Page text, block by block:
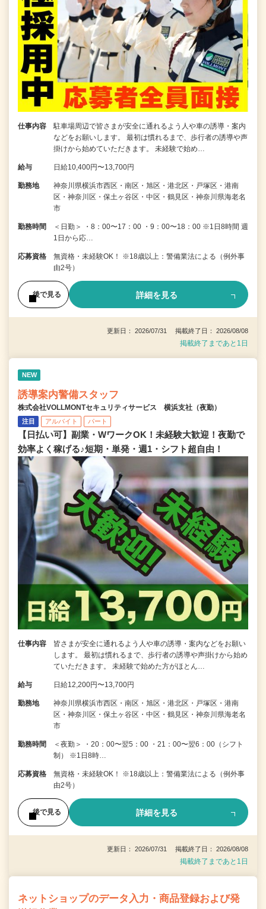
仕事内容
駐車場周辺で皆さまが安全に通れるよう人や車の誘導・案内
などをお願いします。 最初は慣れるまで、歩行者の誘導や声
掛けから始めていただきます。 未経験で始め…
給与 日給10,400円〜13,700円
勤務地
神奈川県横浜市西区・南区・旭区・港北区・戸塚区・港南
区・神奈川区・保土ヶ谷区・中区・鶴見区・神奈川県海老名
市
勤務時間
＜日勤＞ ・8：00〜17：00 ・9：00〜18：00 ※1日8時間 週
1日から応…
応募資格
無資格・未経験OK！ ※18歳以上：警備業法による（例外事
由2号）
後で見る 詳細を見る
更新日： 2026/07/31 掲載終了日： 2026/08/08
掲載終了まであと1日
NEW
誘導案内警備スタッフ
株式会社VOLLMONTセキュリティサービス 横浜支社（夜勤）
注目 アルバイト パート
【日払い可】副業・WワークOK！未経験大歓迎！夜勤で
効率よく稼げる♪短期・単発・週1・シフト超自由！
仕事内容
皆さまが安全に通れるよう人や車の誘導・案内などをお願い
します。 最初は慣れるまで、歩行者の誘導や声掛けから始め
ていただきます。 未経験で始めた方がほとん…
給与 日給12,200円〜13,700円
勤務地
神奈川県横浜市西区・南区・旭区・港北区・戸塚区・港南
区・神奈川区・保土ヶ谷区・中区・鶴見区・神奈川県海老名
市
勤務時間
＜夜勤＞ ・20：00〜翌5：00 ・21：00〜翌6：00（シフト
制） ※1日8時…
応募資格
無資格・未経験OK！ ※18歳以上：警備業法による（例外事
由2号）
後で見る 詳細を見る
更新日： 2026/07/31 掲載終了日： 2026/08/08
掲載終了まであと1日
ネットショップのデータ入力・商品登録および発